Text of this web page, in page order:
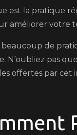
est la pratique
améliorer votre
de
N’oubliez pas
offertes par